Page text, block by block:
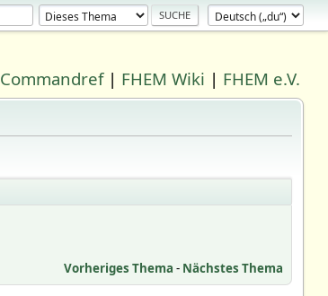
Commandref| FHEM Wiki | FHEM e.V.
Vorheriges Thema - Nächstes Thema